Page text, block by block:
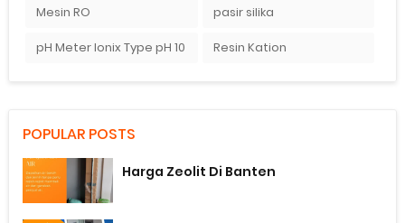
Mesin RO pasir silika
pH Meter Ionix Type pH 10 Resin Kation
POPULAR POSTS
Harga Zeolit Di Banten